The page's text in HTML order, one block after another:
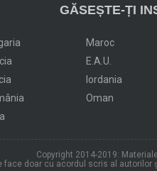
GĂSEȘTE-ȚI
Maroc
E.A.U.
Iordania
Oman
Copyright 2014-2019:
face doar cu acordul scris al